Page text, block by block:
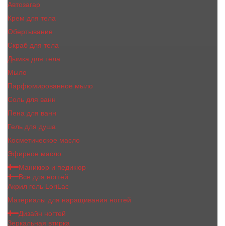
Автозагар
Крем для тела
Обертывание
Скраб для тела
Дымка для тела
Мыло
Парфюмированное мыло
Соль для ванн
Пена для ванн
Гель для душа
Косметическое масло
Эфирное масло
Маникюр и педикюр
Все для ногтей
Акрил гель LoriLac
Материалы для наращивания ногтей
Дизайн ногтей
Зеркальная втирка